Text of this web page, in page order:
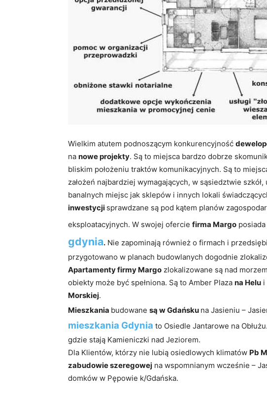
Wielkim atutem podnoszącym konkurencyjność
na nowe projekty. Są to miejsca bardzo dobrze
bliskim położeniu traktów komunikacyjnych. Są to
założeń najbardziej wymagających, w sąsiedztwie
banalnych miejsc jak sklepów i innych lokali
inwestycji sprawdzane są pod kątem planów
eksploatacyjnych. W swojej ofercie firma Margo posiada
gdynia. Nie zapominają również o firmach i
przygotowano w planach budowlanych dogodnie
Apartamenty firmy Margo zlokalizowane są nad
obiekty może być spełniona. Są to Amber Plaza na Helu i
Morskiej.
Mieszkania budowane są w Gdańsku na Jasieniu –
mieszkania Gdynia to Osiedle Jantarowe na
gdzie stają Kamieniczki nad Jeziorem.
Dla Klientów, którzy nie lubią osiedlowych klimatów Pb
zabudowie szeregowej na wspomnianym wcześnie –
domków w Pępowie k/Gdańska.